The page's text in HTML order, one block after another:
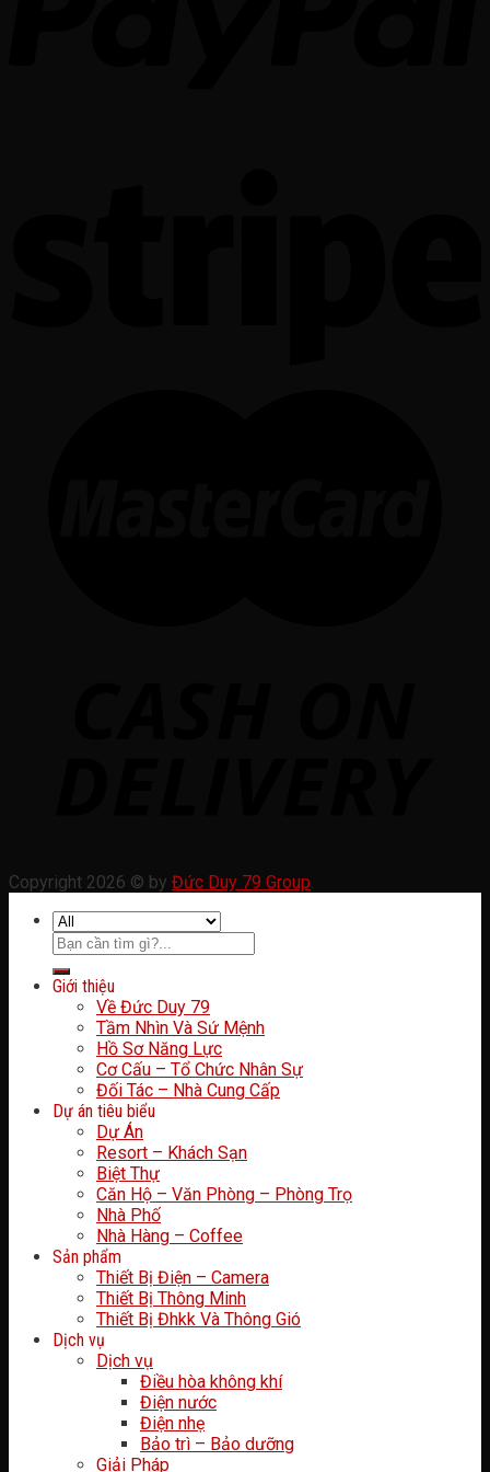
Copyright 2026 © by Đức Duy 79 Group.
Giới thiệu
Về Đức Duy 79
Tầm Nhìn Và Sứ Mệnh
Hồ Sơ Năng Lực
Cơ Cấu – Tổ Chức Nhân Sự
Đối Tác – Nhà Cung Cấp
Dự án tiêu biểu
Dự Án
Resort – Khách Sạn
Biệt Thự
Căn Hộ – Văn Phòng – Phòng Trọ
Nhà Phố
Nhà Hàng – Coffee
Sản phẩm
Thiết Bị Điện – Camera
Thiết Bị Thông Minh
Thiết Bị Đhkk Và Thông Gió
Dịch vụ
Dịch vụ
Điều hòa không khí
Điện nước
Điện nhẹ
Bảo trì – Bảo dưỡng
Giải Pháp